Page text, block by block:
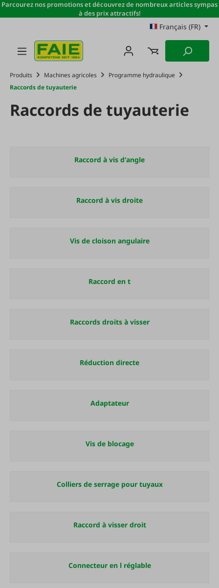
Passer au contenu principal
Parcourez nos promotions et découvrez de nombreux articles sympas
à des prix attractifs!
Français (FR)
Produits Machines agricoles
Programme hydraulique
Raccords de tuyauterie
Raccords de tuyauterie
Raccord à vis d'angle
Raccord à vis droite
Vis de cloison angulaire
Raccord en t
Raccords droits à visser
Réduction directe
Adaptateur
Vis de blocage
Colliers de serrage pour tuyaux
Raccord à visser droit
Connecteur en l réglable